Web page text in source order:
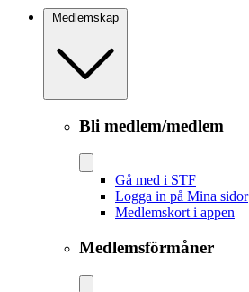
Medlemskap
Bli medlem/medlem
Gå med i STF
Logga in på Mina sidor
Medlemskort i appen
Medlemsförmåner